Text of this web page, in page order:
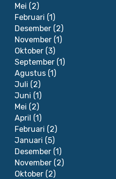
Mei (2)
Februari (1)
Desember (2)
November (1)
Oktober (3)
September (1)
Agustus (1)
Juli (2)
Juni (1)
Mei (2)
April (1)
Februari (2)
Januari (5)
Desember (1)
November (2)
Oktober (2)